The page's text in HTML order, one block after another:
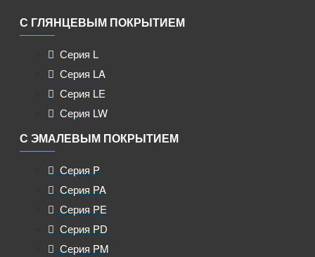
С ГЛЯНЦЕВЫМ ПОКРЫТИЕМ
Серия L
Серия LA
Серия LE
Серия LW
С ЭМАЛЕВЫМ ПОКРЫТИЕМ
Серия P
Серия PA
Серия PE
Серия PD
Серия PM